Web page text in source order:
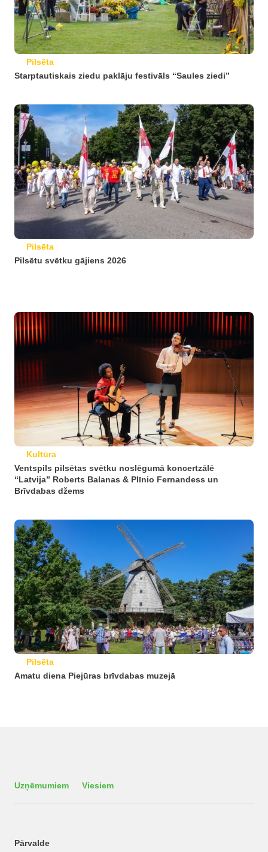
Pilsēta
Starptautiskais ziedu paklāju festivāls “Saules ziedi”
Pilsēta
Pilsētu svētku gājiens 2026
Kultūra
Ventspils pilsētas svētku noslēgumā koncertzālē
“Latvija” Roberts Balanas & Plīnio Fernandess un
Brīvdabas džems
Pilsēta
Amatu diena Piejūras brīvdabas muzejā
Uzņēmumiem Viesiem
Pārvalde